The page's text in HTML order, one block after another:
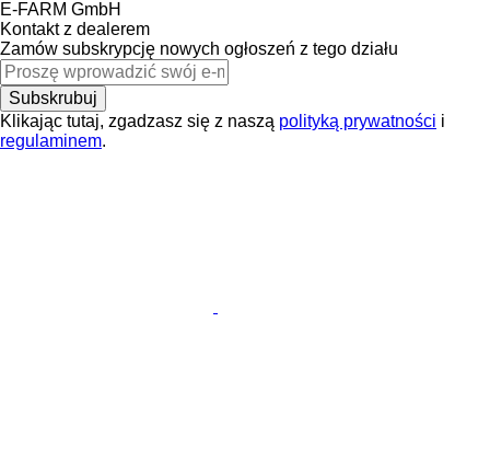
E-FARM GmbH
Kontakt z dealerem
Zamów subskrypcję nowych ogłoszeń z tego działu
Subskrubuj
Klikając tutaj, zgadzasz się z naszą polityką prywatności i
regulaminem.